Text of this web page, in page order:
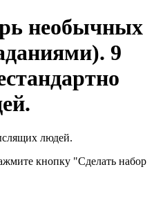
необычных
9
людей.
кнопку "Сделать набор